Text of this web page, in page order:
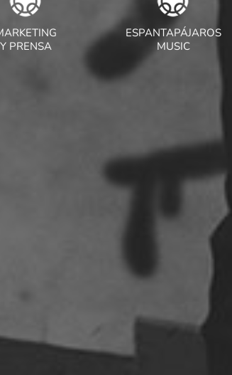
Y PRENSA
ESPANTAPÁJAROS
MUSIC